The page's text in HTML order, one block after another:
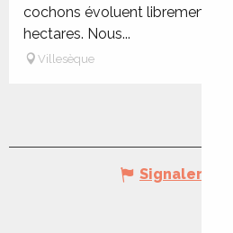
cochons évoluent librement au
hectares. Nous...
Villesèque
Signaler